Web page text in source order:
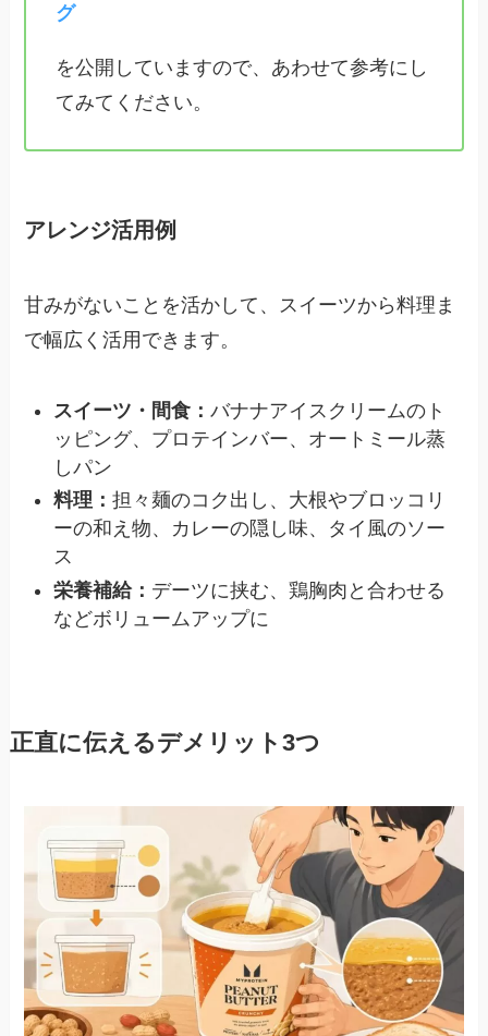
グ
を公開していますので、あわせて参考にし
てみてください。
アレンジ活用例
甘みがないことを活かして、スイーツから料理ま
で幅広く活用できます。
スイーツ・間食：バナナアイスクリームのト
ッピング、プロテインバー、オートミール蒸
しパン
料理：担々麺のコク出し、大根やブロッコリ
ーの和え物、カレーの隠し味、タイ風のソー
ス
栄養補給： デーツに挟む、鶏胸肉と合わせる
などボリュームアップに
正直に伝えるデメリット3つ